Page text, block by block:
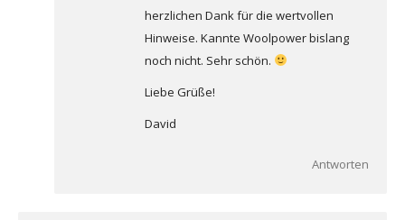
herzlichen Dank für die wertvollen
Hinweise. Kannte Woolpower bislang
noch nicht. Sehr schön.
Liebe Grüße!
David
Antworten